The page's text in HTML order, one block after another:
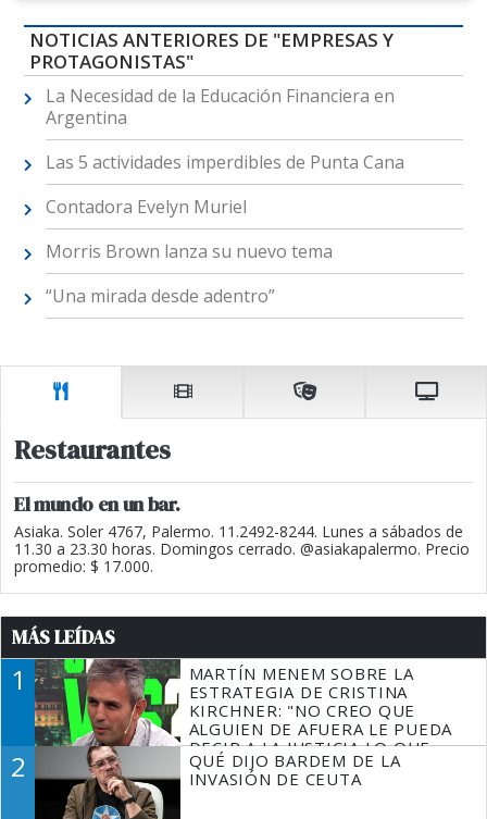
NOTICIAS ANTERIORES DE "EMPRESAS Y
PROTAGONISTAS"
La Necesidad de la Educación Financiera en
Argentina
Las 5 actividades imperdibles de Punta Cana
Contadora Evelyn Muriel
Morris Brown lanza su nuevo tema
“Una mirada desde adentro”
Restaurantes
El mundo en un bar.
Asiaka. Soler 4767, Palermo. 11.2492-8244. Lunes a sábados de
11.30 a 23.30 horas. Domingos cerrado. @asiakapalermo. Precio
promedio: $ 17.000.
MÁS LEÍDAS
1
MARTÍN MENEM SOBRE LA
ESTRATEGIA DE CRISTINA
KIRCHNER: "NO CREO QUE
ALGUIEN DE AFUERA LE PUEDA
DECIR A LA JUSTICIA LO QUE
TIENE QUE HACER"
2
QUÉ DIJO BARDEM DE LA
INVASIÓN DE CEUTA